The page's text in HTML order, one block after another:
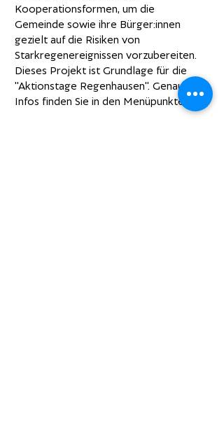
Kooperationsformen, um die
Gemeinde sowie ihre Bürger:innen
gezielt auf die Risiken von
Starkregenereignissen vorzubereiten.
Dieses Projekt ist Grundlage für die
"Aktionstage Regenhausen". Genauere
Infos finden Sie in den Menüpunkten: